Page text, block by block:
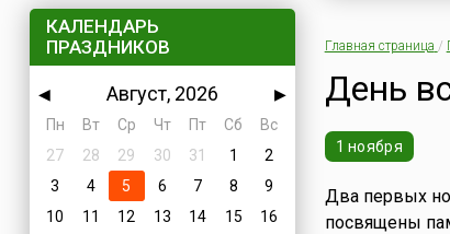
КАЛЕНДАРЬ
ПРАЗДНИКОВ
◀ Август, 2026
▶
Пн
Вт Ср Чт Пт Сб
Вс
27
28 29 30 31 1
2
3
4 5 6 7 8
9
10
11 12 13 14 15
16
Главная страница /
День
1 ноября
Два первых
посвящены